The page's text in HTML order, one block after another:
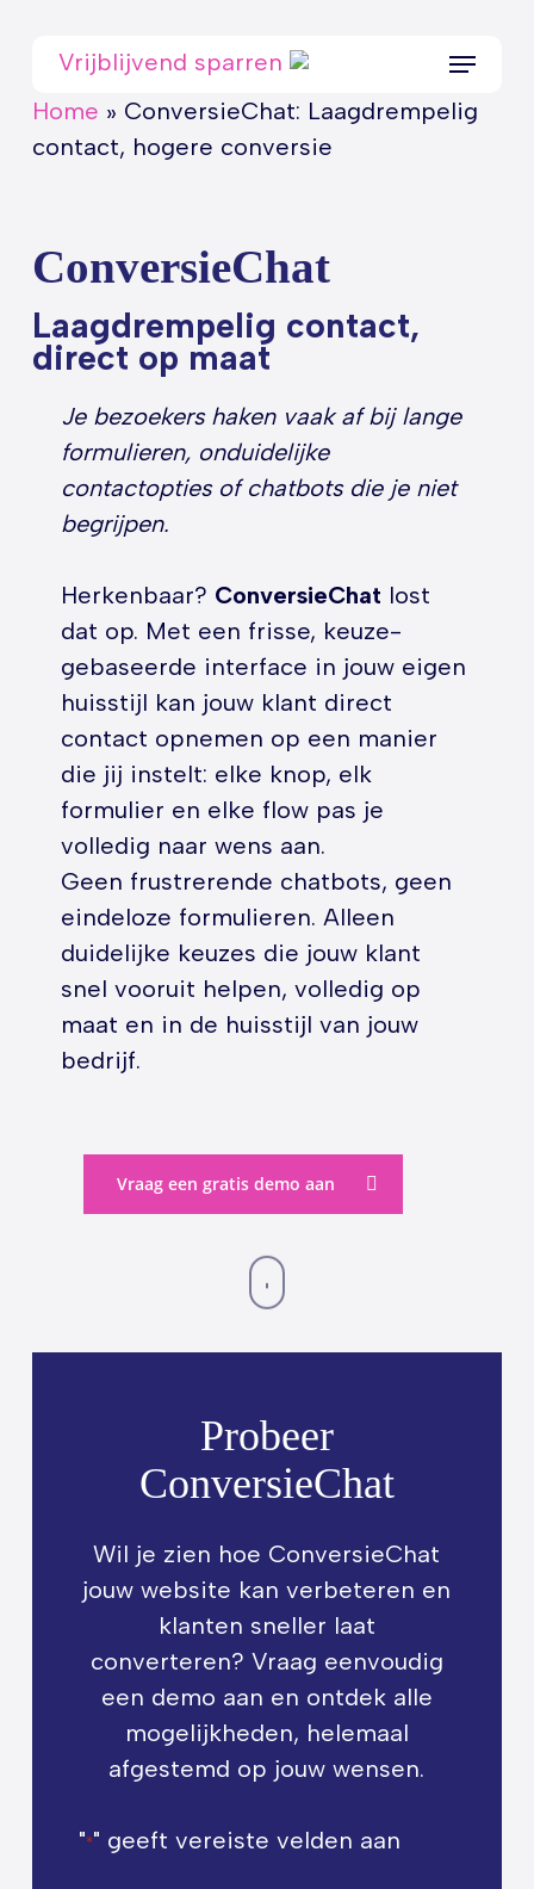
content
Vrijblijvend sparren Menu
Home » ConversieChat: Laagdrempelig
contact, hogere conversie
ConversieChat
Laagdrempelig contact,
direct op maat
Je bezoekers haken vaak af bij lange
formulieren, onduidelijke
contactopties of chatbots die je niet
begrijpen.
Herkenbaar? ConversieChat lost
dat op. Met een frisse, keuze-
gebaseerde interface in jouw eigen
huisstijl kan jouw klant direct
contact opnemen op een manier
die jij instelt: elke knop, elk
formulier en elke flow pas je
volledig naar wens aan.
Geen frustrerende chatbots, geen
eindeloze formulieren. Alleen
duidelijke keuzes die jouw klant
snel vooruit helpen, volledig op
maat en in de huisstijl van jouw
bedrijf.
Vraag een gratis demo aan
Navigate
to
next
Probeer
ConversieChat
Wil je zien hoe ConversieChat
jouw website kan verbeteren en
klanten sneller laat
converteren? Vraag eenvoudig
een demo aan en ontdek alle
mogelijkheden, helemaal
afgestemd op jouw wensen.
"*" geeft vereiste velden aan